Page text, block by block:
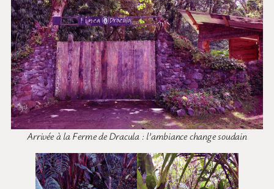
Arrivée à la Ferme de Dracula : l’ambiance change soudain